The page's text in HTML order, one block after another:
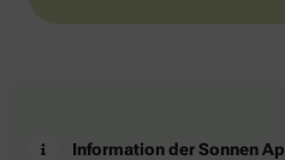
Information der Sonnen